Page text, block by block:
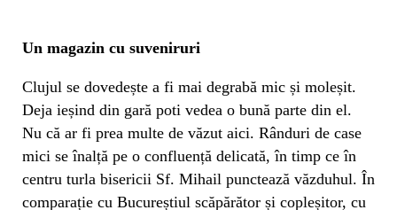
Un magazin cu suveniruri
Clujul se dovedește a fi mai degrabă mic și moleșit.
Deja ieșind din gară poti vedea o bună parte din el.
Nu că ar fi prea multe de văzut aici. Rânduri de case
mici se înalță pe o confluență delicată, în timp ce în
centru turla bisericii Sf. Mihail punctează văzduhul. În
comparație cu Bucureștiul scăpărător și copleșitor, cu